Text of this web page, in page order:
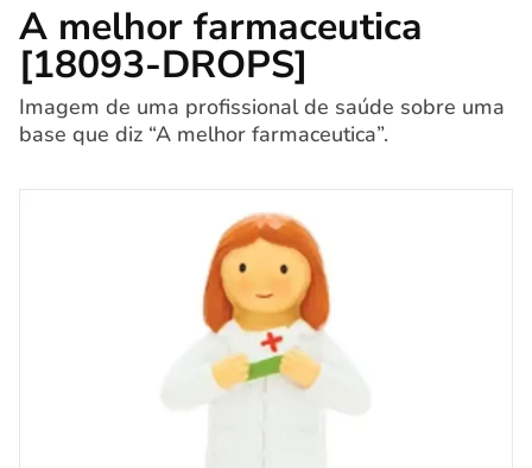
A melhor farmaceutica
[18093-DROPS]
Imagem de uma profissional de saúde sobre uma
base que diz “A melhor farmaceutica”.